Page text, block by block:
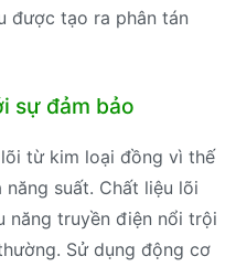
được tạo ra phân tán
sự đảm bảo
từ kim loại đồng vì thế
suất. Chất liệu lõi
năng truyền điện nổi trội
Sử dụng động cơ